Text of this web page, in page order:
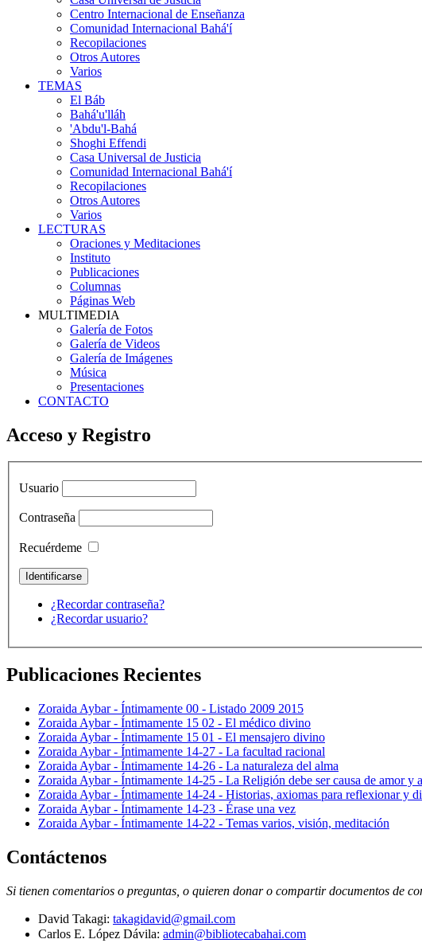
Centro Internacional de Enseñanza
Comunidad Internacional Bahá'í
Recopilaciones
Otros Autores
Varios
TEMAS
El Báb
Bahá'u'lláh
'Abdu'l-Bahá
Shoghi Effendi
Casa Universal de Justicia
Comunidad Internacional Bahá'í
Recopilaciones
Otros Autores
Varios
LECTURAS
Oraciones y Meditaciones
Instituto
Publicaciones
Columnas
Páginas Web
MULTIMEDIA
Galería de Fotos
Galería de Videos
Galería de Imágenes
Música
Presentaciones
CONTACTO
Acceso y Registro
Usuario
Contraseña
Recuérdeme
¿Recordar contraseña?
¿Recordar usuario?
Publicaciones Recientes
Zoraida Aybar - Íntimamente 00 - Listado 2009 2015
Zoraida Aybar - Íntimamente 15 02 - El médico divino
Zoraida Aybar - Íntimamente 15 01 - El mensajero divino
Zoraida Aybar - Íntimamente 14-27 - La facultad racional
Zoraida Aybar - Íntimamente 14-26 - La naturaleza del alma
Zoraida Aybar - Íntimamente 14-25 - La Religión debe ser causa de amor y
Zoraida Aybar - Íntimamente 14-24 - Historias, axiomas para reflexionar y
Zoraida Aybar - Íntimamente 14-23 - Érase una vez
Zoraida Aybar - Íntimamente 14-22 - Temas varios, visión, meditación
Contáctenos
Si tienen comentarios o preguntas, o quieren donar o compartir documentos de
David Takagi: takagidavid@gmail.com
Carlos E. López Dávila: admin@bibliotecabahai.com